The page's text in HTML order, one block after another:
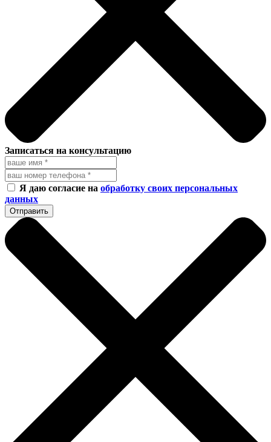
Записаться на консультацию
Я даю согласие на обработку своих персональных
данных